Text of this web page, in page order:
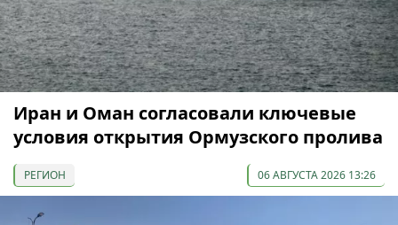
Иран и Оман согласовали ключевые
условия открытия Ормузского пролива
РЕГИОН 06 АВГУСТА 2026 13:26